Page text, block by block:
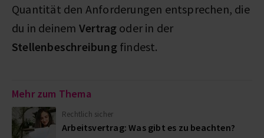
Quantität den Anforderungen entsprechen, die
du in deinem Vertrag oder in der
Stellenbeschreibung findest.
Mehr zum Thema
Rechtlich sicher
Arbeitsvertrag: Was gibt es zu beachten?